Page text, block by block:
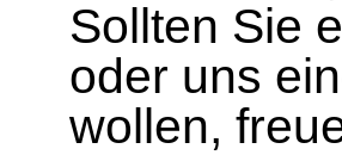
Sollten Sie
oder uns
wollen,